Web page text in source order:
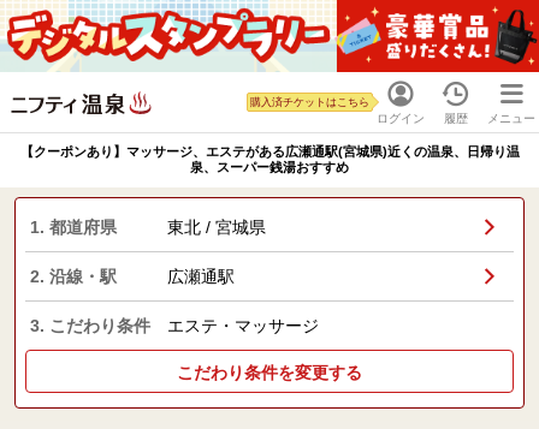
ログイン
購入済チケットはこちら
履歴 メニュー
【クーポンあり】マッサージ、エステがある広瀬通駅(宮城県)近くの温泉、日帰り温
泉、スーパー銭湯おすすめ
1. 都道府県 東北 / 宮城県
2. 沿線・駅 広瀬通駅
3. こだわり条件 エステ・マッサージ
こだわり条件を変更する